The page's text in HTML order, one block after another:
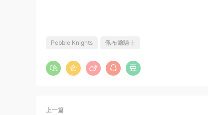
Pebble Knights 佩布爾騎士
上一篇